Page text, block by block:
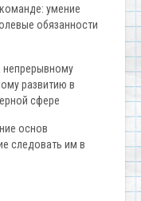
умение
обязанности
непрерывному
развитию в
сфере
основ
следовать им в